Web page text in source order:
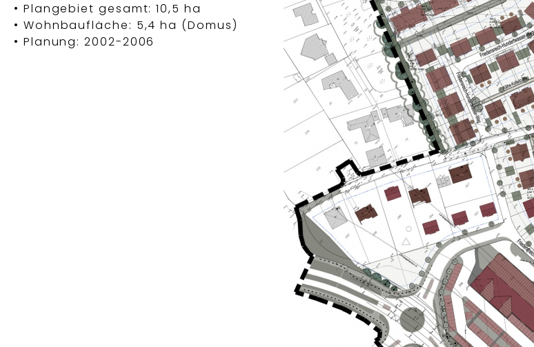
• Plangebiet gesamt: 10,5 ha
• Wohnbaufläche: 5,4 ha (Domus)
• Planung: 2002-2006